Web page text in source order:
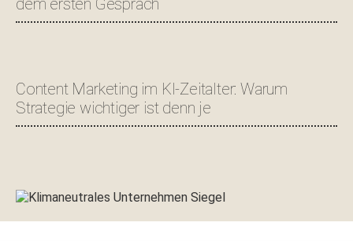
dem ersten Gespräch
Content Marketing im KI-Zeitalter: Warum
Strategie wichtiger ist denn je